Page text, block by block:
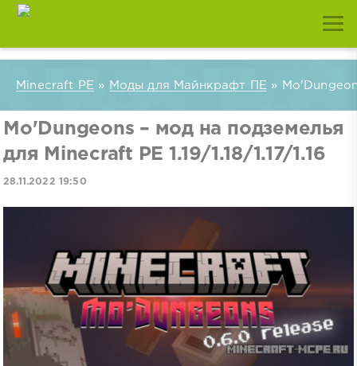
Minecraft PE » Моды для Майнкрафт ПЕ »
Mo'Dungeons – мод на подземелья
для Minecraft PE 1.19/1.18/1.17/1.16
28.11.2022 19:50